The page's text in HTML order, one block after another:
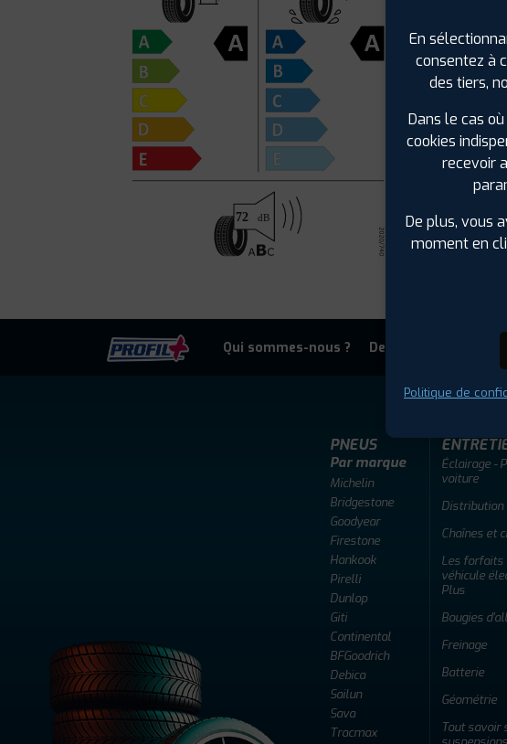
Bruit de
Code EAN :
Qui sommes-nous ? Devenir adherent
PNEUS
Par marque
Michelin
Bridgestone
Goodyear
Firestone
Hankook
Pirelli
Dunlop
Giti
Continental
BFGoodrich
Debica
Sailun
Sava
Tracmax
Éclairage -
voiture
Distribution
Chaînes et
Les forfaits
véhicule
Plus
Bougies
Freinage
Batterie
Géométrie
Tout savoir
En
consentez à
des tiers,
Dans le cas
cookies
recevoir
De plus, vous
moment en
Politique de